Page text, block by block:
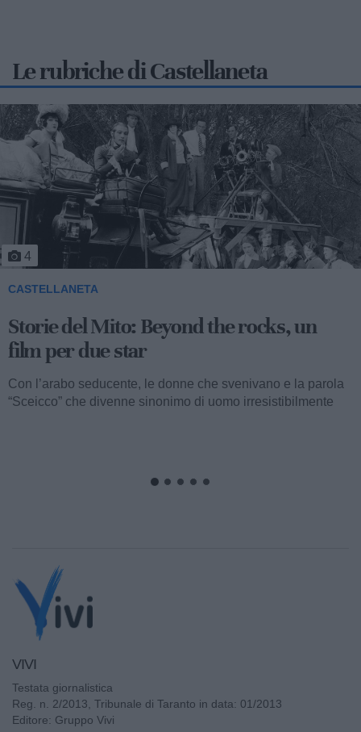
Le rubriche di Castellaneta
4
CASTELLANETA
Storie del Mito: Beyond the rocks, un
film per due star
Con l’arabo seducente, le donne che svenivano e la parola
“Sceicco” che divenne sinonimo di uomo irresistibilmente
VIVI
Testata giornalistica
Reg. n. 2/2013, Tribunale di Taranto in data: 01/2013
Editore: Gruppo Vivi